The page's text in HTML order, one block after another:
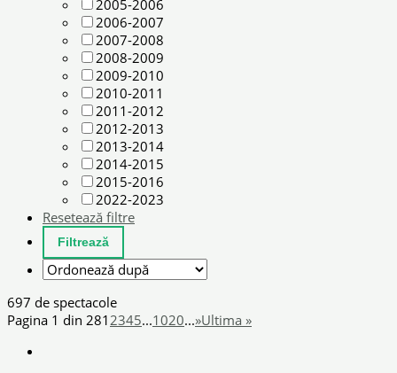
2005-2006
2006-2007
2007-2008
2008-2009
2009-2010
2010-2011
2011-2012
2012-2013
2013-2014
2014-2015
2015-2016
2022-2023
Resetează filtre
697 de spectacole
Pagina 1 din 281 2345...1020...»Ultima »